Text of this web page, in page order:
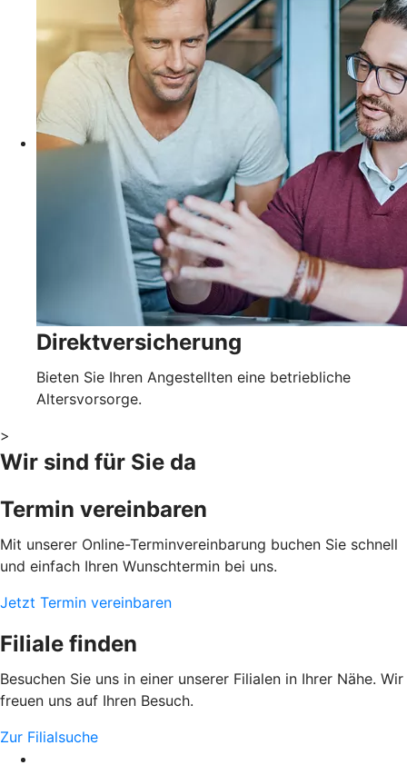
Direktversicherung
Bieten Sie Ihren Angestellten eine betriebliche
Altersvorsorge.
>
Wir sind für Sie da
Termin vereinbaren
Mit unserer Online-Terminvereinbarung buchen Sie schnell
und einfach Ihren Wunschtermin bei uns.
Jetzt Termin vereinbaren
Filiale finden
Besuchen Sie uns in einer unserer Filialen in Ihrer Nähe. Wir
freuen uns auf Ihren Besuch.
Zur Filialsuche